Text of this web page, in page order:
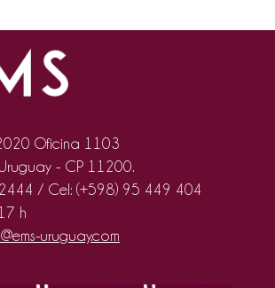
Oficina 1103
- CP 11200.
/ Cel: (+598) 95 449 404
h
uruguay.com